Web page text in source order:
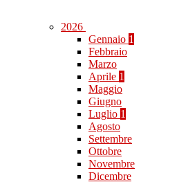
2026
Gennaio 1
Febbraio
Marzo
Aprile 1
Maggio
Giugno
Luglio 1
Agosto
Settembre
Ottobre
Novembre
Dicembre